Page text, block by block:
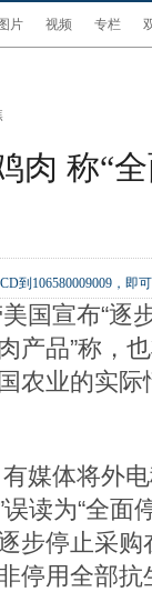
图片 视频 专栏
肉 称“
到106580009009，即
国宣布“逐
产品”称，
农业的实
媒体将外
读为“全面
步停止采
停用全部